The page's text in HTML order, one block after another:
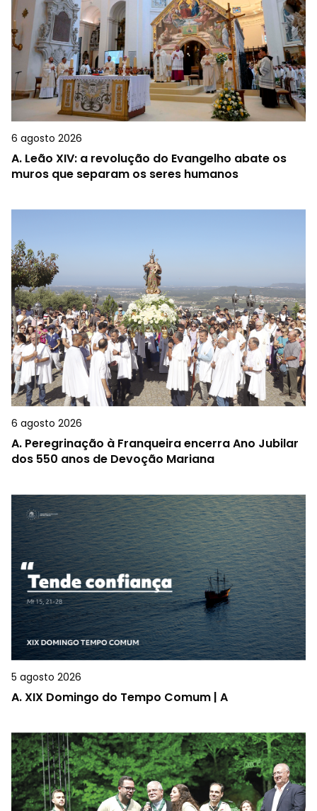
6 agosto 2026
A. Leão XIV: a revolução do Evangelho abate os
muros que separam os seres humanos
6 agosto 2026
A. Peregrinação à Franqueira encerra Ano Jubilar
dos 550 anos de Devoção Mariana
5 agosto 2026
A.XIX Domingo do Tempo Comum | A